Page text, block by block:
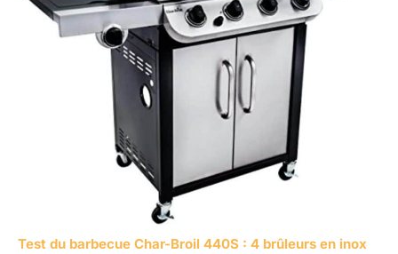
Test du barbecue Char-Broil 440S : 4 brûleurs en inox